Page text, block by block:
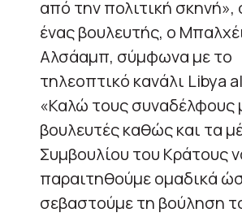
από την πολιτική σκηνή»,
ένας βουλευτής, ο
Αλσάαμπ, σύμφωνα με το
τηλεοπτικό κανάλι Libya
«Καλώ τους συναδέλφους
βουλευτές καθώς και τα
Συμβουλίου του Κράτους
παραιτηθούμε ομαδικά
σεβαστούμε τη βούληση